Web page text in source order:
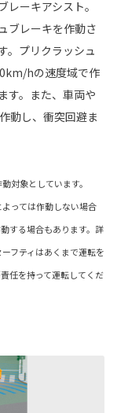
ーキアシスト。
ブレーキを作動さ
。プリクラッシュ
hの速度域で作
す。また、車両や
動し、衝突回避ま
対象としています。
っては作動しない場合
する場合もあります。詳
フティはあくまで運転を
任を持って運転してくだ